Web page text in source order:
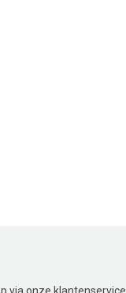
via onze klantenservice